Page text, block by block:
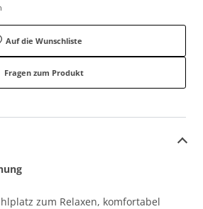
Auf die Wunschliste
Fragen zum Produkt
zum Relaxen, komfortabel